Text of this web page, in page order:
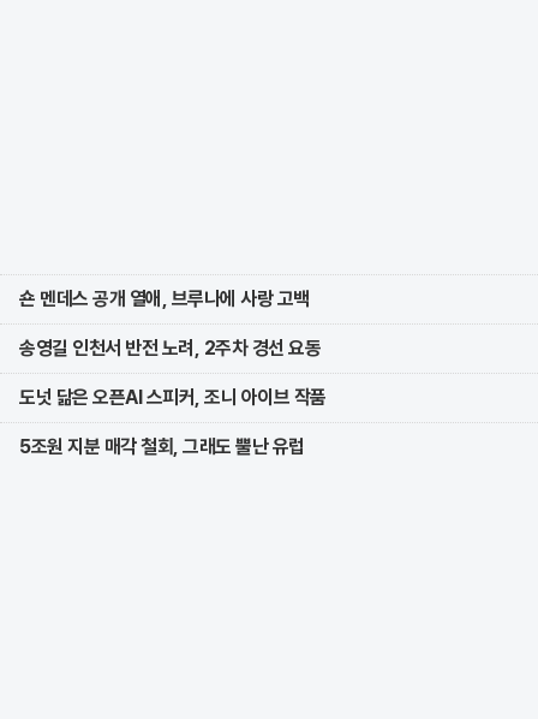
숀 멘데스 공개 열애, 브루나에 사랑 고백
송영길 인천서 반전 노려, 2주차 경선 요동
도넛 닮은 오픈AI 스피커, 조니 아이브 작품
5조원 지분 매각 철회, 그래도 뿔난 유럽